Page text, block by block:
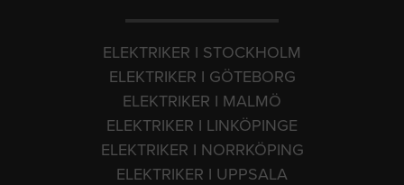
ELEKTRIKER I STOCKHOLM
ELEKTRIKER I GÖTEBORG
ELEKTRIKER I MALMÖ
ELEKTRIKER I LINKÖPINGE
ELEKTRIKER I NORRKÖPING
ELEKTRIKER I UPPSALA